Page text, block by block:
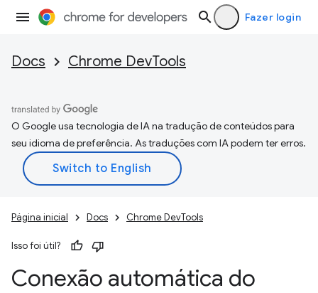
Fazer login
Docs Chrome DevTools
O Google usa tecnologia de IA na tradução de conteúdos para
seu idioma de preferência. As traduções com IA podem ter erros.
Página inicial Docs Chrome DevTools
Isso foi útil?
Conexão automática do